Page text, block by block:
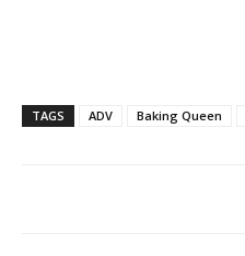
TAGS ADV Baking Queen